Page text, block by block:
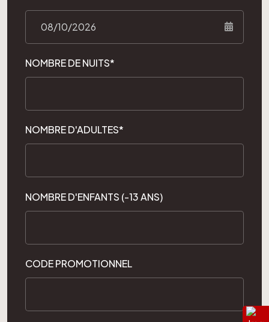
NOMBRE DE NUITS*
NOMBRE D'ADULTES*
NOMBRE D'ENFANTS (-13 ANS)
CODE PROMOTIONNEL